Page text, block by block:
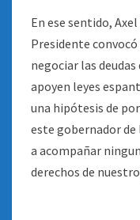
En ese sentido,
Presidente
negociar las deudas
apoyen leyes
una hipótesis de
este gobernador de
a acompañar
derechos de